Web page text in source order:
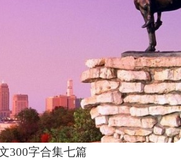
300字合集七篇